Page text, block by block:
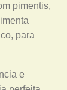
pimentis,
para
e